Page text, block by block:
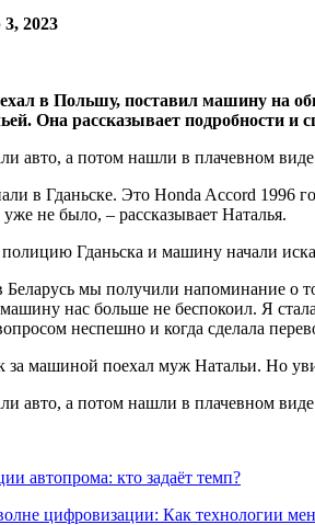
2023
в Польшу, поставил машину на
Она рассказывает подробности и
в Гданьске. Это Honda Accord 1996
не было, – рассказывает Наталья.
Гданьска и машину начали
мы получили напоминание о
нас больше не беспокоил. Я
неспешно и когда сделала
за машиной поехал муж Натальи. Но
автопрома: кто задаёт темп?
цифровизации: Как технологии